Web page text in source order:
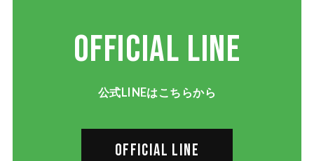
OFFICIAL LINE
公式LINEはこちらから
OFFICIAL LINE